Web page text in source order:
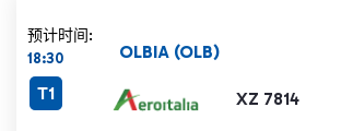
预计时间:
18:30
XZ 7814
OLBIA (OLB)
T1